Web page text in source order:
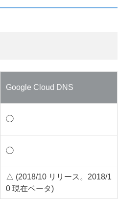
Google Cloud DNS
◯
◯
△ (2018/10 リリース。2018/1
0 現在ベータ)